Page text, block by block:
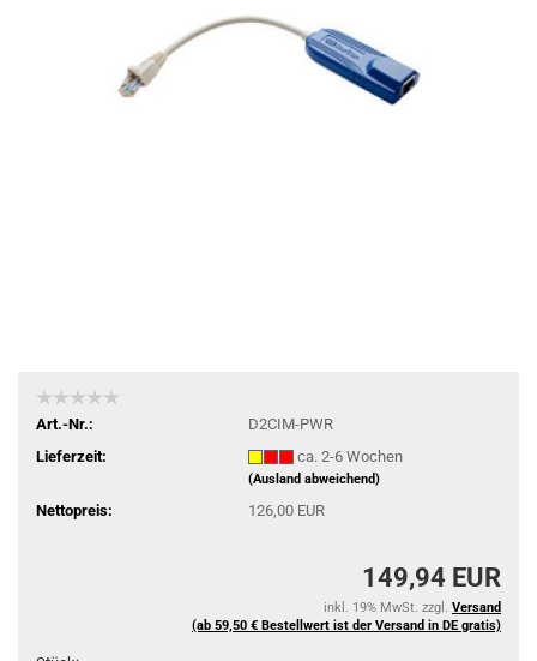
Art.-Nr.:
D2CIM-PWR
Lieferzeit:
ca. 2-6 Wochen
(Ausland abweichend)
Nettopreis: 126,00 EUR
149,94 EUR
inkl. 19% MwSt. zzgl. Versand
(ab 59,50 € Bestellwert ist der Versand in DE gratis)